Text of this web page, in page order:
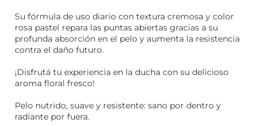
Su fórmula de uso diario con textura cremosa y color
rosa pastel repara las puntas abiertas gracias a su
profunda absorción en el pelo y aumenta la resistencia
contra el daño futuro.
¡Disfrutá tu experiencia en la ducha con su delicioso
aroma floral fresco!
Pelo nutrido, suave y resistente: sano por dentro y
radiante por fuera.